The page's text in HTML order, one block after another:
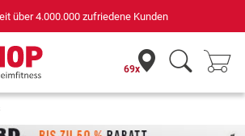
(n-tv+DISQ 2016-2024)
69x